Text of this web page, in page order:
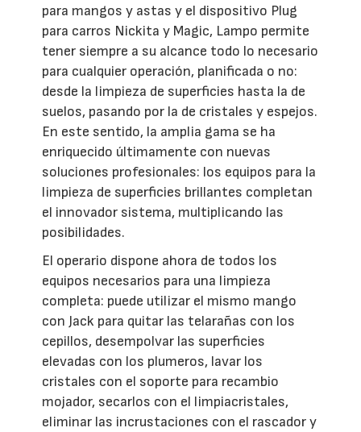
para mangos y astas y el dispositivo Plug
para carros Nickita y Magic, Lampo permite
tener siempre a su alcance todo lo necesario
para cualquier operación, planificada o no:
desde la limpieza de superficies hasta la de
suelos, pasando por la de cristales y espejos.
En este sentido, la amplia gama se ha
enriquecido últimamente con nuevas
soluciones profesionales: los equipos para la
limpieza de superficies brillantes completan
el innovador sistema, multiplicando las
posibilidades.
El operario dispone ahora de todos los
equipos necesarios para una limpieza
completa: puede utilizar el mismo mango
con Jack para quitar las telarañas con los
cepillos, desempolvar las superficies
elevadas con los plumeros, lavar los
cristales con el soporte para recambio
mojador, secarlos con el limpiacristales,
eliminar las incrustaciones con el rascador y